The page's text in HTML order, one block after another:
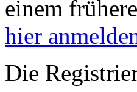
einem
hier
Die